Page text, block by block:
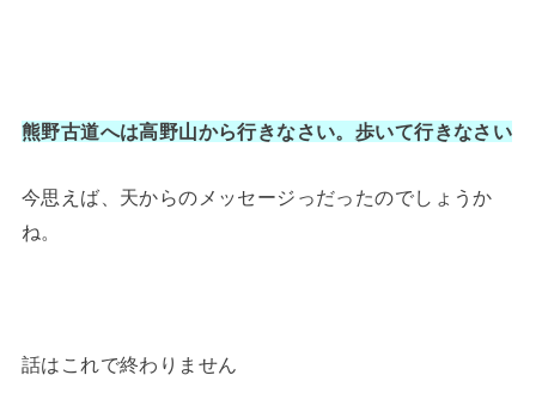
熊野古道へは高野山から行きなさい。歩いて行きなさい
今思えば、天からのメッセージっだったのでしょうか
ね。
話はこれで終わりません